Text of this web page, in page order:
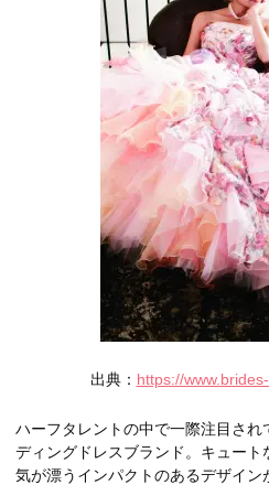
出典： https://
ハーフタレントの中で一際注目され
ディングドレスブランド。キュー
気が漂うインパクトのあるデザイン